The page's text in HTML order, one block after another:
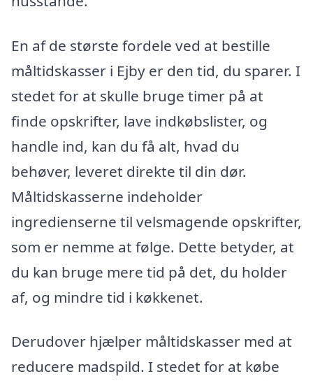
En af de største fordele ved at bestille
måltidskasser i Ejby er den tid, du sparer. I
stedet for at skulle bruge timer på at
finde opskrifter, lave indkøbslister, og
handle ind, kan du få alt, hvad du
behøver, leveret direkte til din dør.
Måltidskasserne indeholder
ingredienserne til velsmagende opskrifter,
som er nemme at følge. Dette betyder, at
du kan bruge mere tid på det, du holder
af, og mindre tid i køkkenet.
Derudover hjælper måltidskasser med at
reducere madspild. I stedet for at købe